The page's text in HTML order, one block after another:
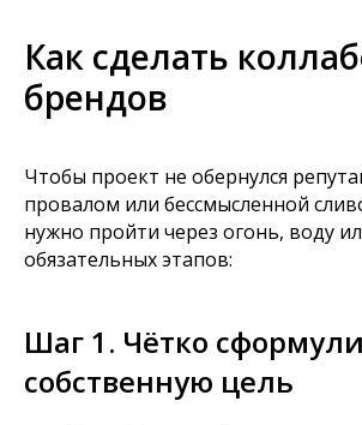
Как сделать
брендов
Чтобы проект не обернулся
провалом или бессмысленной
нужно пройти через огонь, воду
обязательных этапов:
Шаг 1. Чётко
собственную цель